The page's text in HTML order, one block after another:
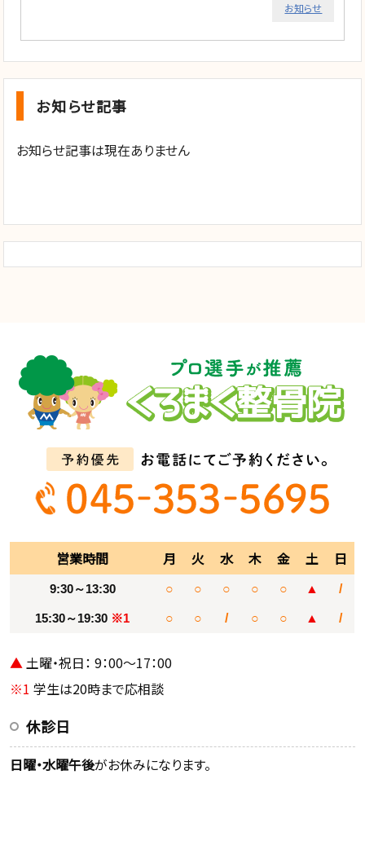
お知らせ
お知らせ記事
お知らせ記事は現在ありません
営業時間 月 火 水 木 金 土 日
9:30～13:30 ○ ○ ○ ○ ○ ▲ /
15:30～19:30 ※1 ○ ○ / ○ ○ ▲ /
▲ 土曜・祝日： 9：00～17：00
※1 学生は20時まで応相談
休診日
日曜・水曜午後がお休みになります。